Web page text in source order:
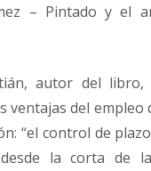
– Pintado y el
autor del libro,
ventajas del empleo
“el control de
la corta de